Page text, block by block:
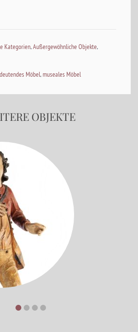
Kategorien,Außergewöhnliche Objekte,
Möbel,museales Möbel
OBJEKTE